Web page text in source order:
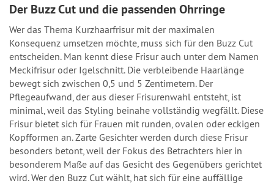
Der Buzz Cut und die passenden Ohrringe
Wer das Thema Kurzhaarfrisur mit der maximalen
Konsequenz umsetzen möchte, muss sich für den Buzz Cut
entscheiden. Man kennt diese Frisur auch unter dem Namen
Meckifrisur oder Igelschnitt. Die verbleibende Haarlänge
bewegt sich zwischen 0,5 und 5 Zentimetern. Der
Pflegeaufwand, der aus dieser Frisurenwahl entsteht, ist
minimal, weil das Styling beinahe vollständig wegfällt. Diese
Frisur bietet sich für Frauen mit runden, ovalen oder eckigen
Kopfformen an. Zarte Gesichter werden durch diese Frisur
besonders betont, weil der Fokus des Betrachters hier in
besonderem Maße auf das Gesicht des Gegenübers gerichtet
wird. Wer den Buzz Cut wählt, hat sich für eine auffällige